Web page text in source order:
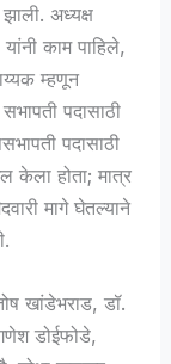
अध्यक्ष
काम पाहिले,
म्हणून
पदासाठी
पदासाठी
केला होता; मात्र
मागे घेतल्याने
खांडेभराड, डॉ.
डोईफोडे,